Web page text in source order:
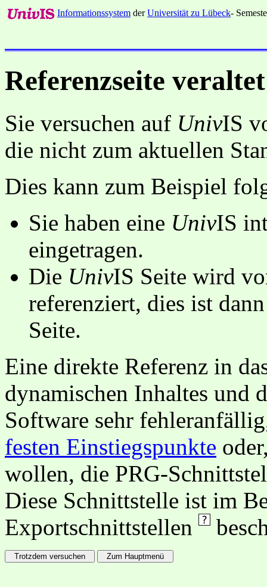
Informationssystem derUniversität zu Lübeck-
Referenzseite veraltet
Sie versuchen auf UnivIS
die nicht zum aktuellen
Dies kann zum Beispiel
Sie haben eine UnivIS
eingetragen.
Die UnivIS Seite wird
referenziert, dies ist
Seite.
Eine direkte Referenz in
dynamischen Inhaltes und
Software sehr
festen Einstiegspunkte
wollen, die PRG-
Diese Schnittstelle ist im
Exportschnittstellen